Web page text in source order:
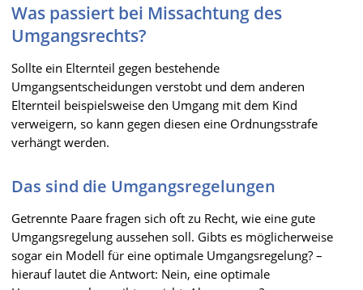
Was passiert bei Missachtung des
Umgangsrechts?
Sollte ein Elternteil gegen bestehende
Umgangsentscheidungen verstobt und dem anderen
Elternteil beispielsweise den Umgang mit dem Kind
verweigern, so kann gegen diesen eine Ordnungsstrafe
verhängt werden.
Das sind die Umgangsregelungen
Getrennte Paare fragen sich oft zu Recht, wie eine gute
Umgangsregelung aussehen soll. Gibts es möglicherweise
sogar ein Modell für eine optimale Umgangsregelung? –
hierauf lautet die Antwort: Nein, eine optimale